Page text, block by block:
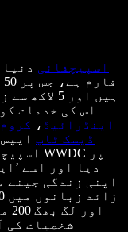
اسپیچفائی
ہیں اور 5
اس کی خدمات
اینڈرائیڈ ،
ڈیسک ٹاپ ایپس
WWDC پر
دیا اور اسے
شخصیات کی